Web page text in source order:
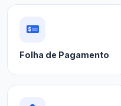
Folha de Pagamento